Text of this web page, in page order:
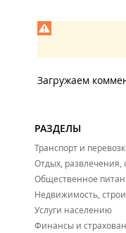
Загружаем
РАЗДЕЛЫ
Транспорт и
Отдых, развлечения,
Общественное
Недвижимость,
Услуги населению
Финансы и